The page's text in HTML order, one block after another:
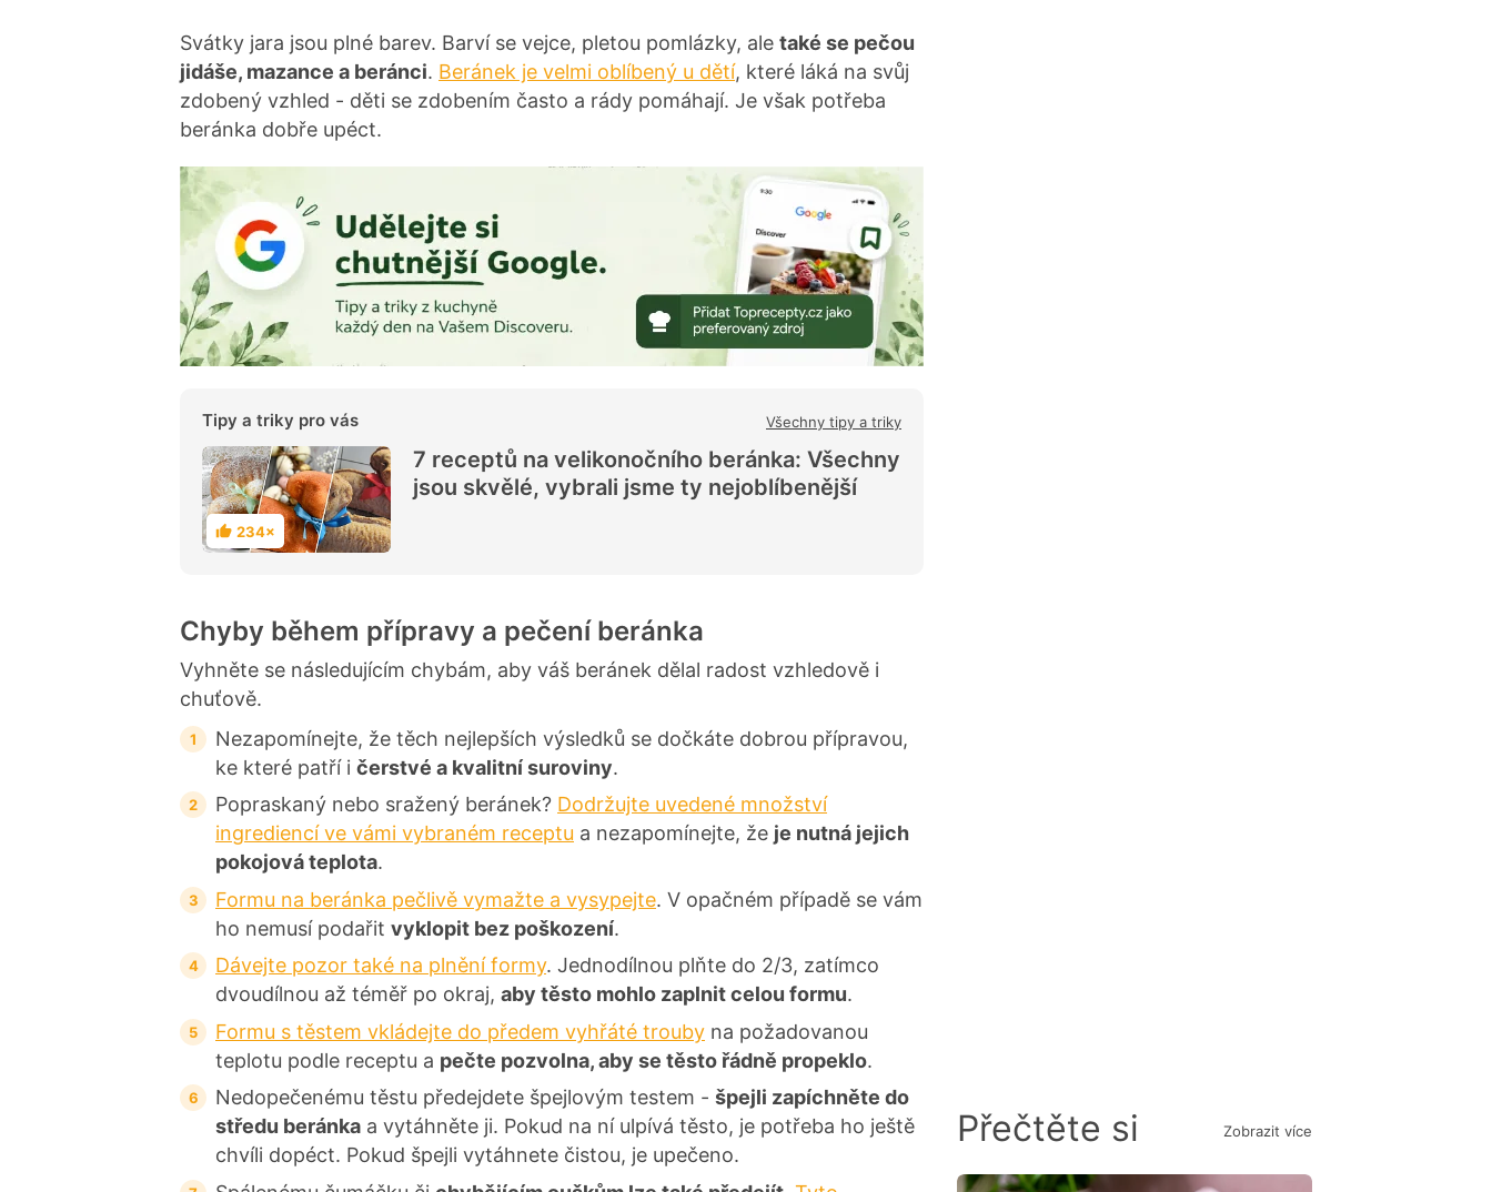
Svátky jara jsou plné barev. Barví se vejce, pletou pomlázky, ale také se pečou
jidáše, mazance a beránci. Beránek je velmi oblíbený u dětí, které láká na svůj
zdobený vzhled - děti se zdobením často a rády pomáhají. Je však potřeba
beránka dobře upéct.
Tipy a triky pro vás Všechny tipy a triky
H
o
e
n
234×
7 receptů na velikonočního beránka: Všechny
jsou skvělé, vybrali jsme ty nejoblíbenější
Chyby během přípravy a pečení beránka
Vyhněte se následujícím chybám, aby váš beránek dělal radost vzhledově i
chuťově.
Nezapomínejte, že těch nejlepších výsledků se dočkáte dobrou přípravou,
ke které patří i čerstvé a kvalitní suroviny.
Popraskaný nebo sražený beránek? Dodržujte uvedené množství
ingrediencí ve vámi vybraném receptu a nezapomínejte, že je nutná jejich
pokojová teplota.
Formu na beránka pečlivě vymažte a vysypejte. V opačném případě se vám
ho nemusí podařit vyklopit bez poškození.
Dávejte pozor také na plnění formy. Jednodílnou plňte do 2/3, zatímco
dvoudílnou až téměř po okraj, aby těsto mohlo zaplnit celou formu.
Formu s těstem vkládejte do předem vyhřáté trouby na požadovanou
teplotu podle receptu a pečte pozvolna, aby se těsto řádně propeklo.
Nedopečenému těstu předejdete špejlovým testem - špejli zapíchněte do
středu beránka a vytáhněte ji. Pokud na ní ulpívá těsto, je potřeba ho ještě
chvíli dopéct. Pokud špejli vytáhnete čistou, je upečeno.
Přečtěte si Zobrazit více